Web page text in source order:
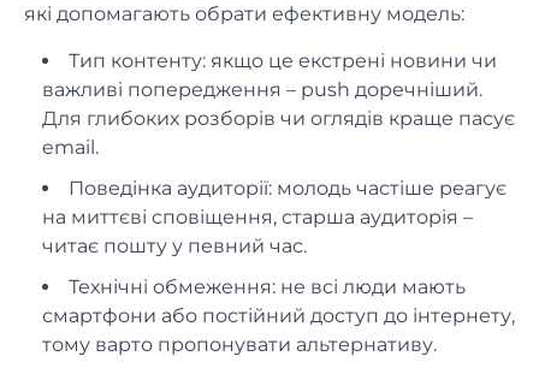
які допомагають обрати ефективну модель:
Тип контенту: якщо це екстрені новини чи
важливі попередження – push доречніший.
Для глибоких розборів чи оглядів краще пасує
email.
Поведінка аудиторії: молодь частіше реагує
на миттєві сповіщення, старша аудиторія –
читає пошту у певний час.
Технічні обмеження: не всі люди мають
смартфони або постійний доступ до інтернету,
тому варто пропонувати альтернативу.